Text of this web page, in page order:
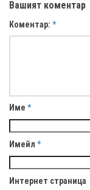
Вашият коментар
Коментар: *
Име *
Имейл *
Интернет страница